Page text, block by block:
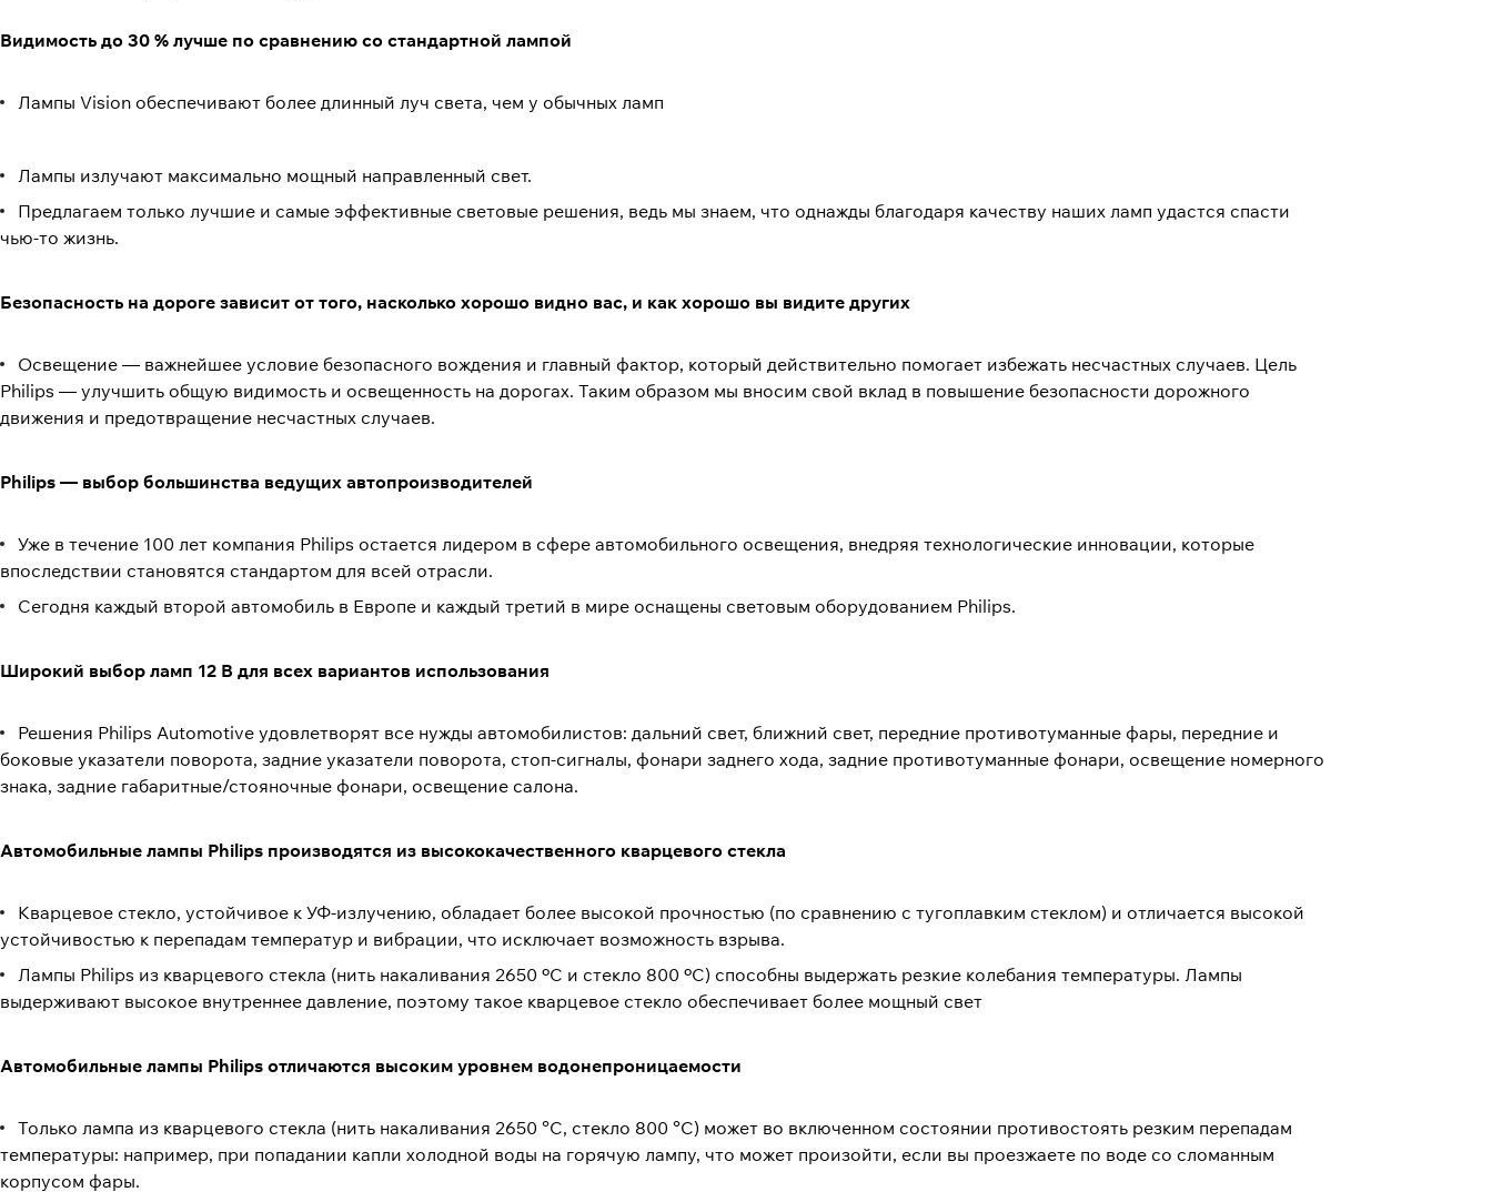
Видимость до 30 % лучше по сравнению со стандартной лампой
Лампы Vision обеспечивают более длинный луч света, чем у обычных ламп
Лампы излучают максимально мощный направленный свет.
Предлагаем только лучшие и самые эффективные световые решения, ведь мы знаем, что однажды благодаря качеству наших ламп удастся спасти
чью-то жизнь.
Безопасность на дороге зависит от того, насколько хорошо видно вас, и как хорошо вы видите других
Освещение — важнейшее условие безопасного вождения и главный фактор, который действительно помогает избежать несчастных случаев. Цель
Philips — улучшить общую видимость и освещенность на дорогах. Таким образом мы вносим свой вклад в повышение безопасности дорожного
движения и предотвращение несчастных случаев.
Philips — выбор большинства ведущих автопроизводителей
Уже в течение 100 лет компания Philips остается лидером в сфере автомобильного освещения, внедряя технологические инновации, которые
впоследствии становятся стандартом для всей отрасли.
Сегодня каждый второй автомобиль в Европе и каждый третий в мире оснащены световым оборудованием Philips.
Широкий выбор ламп 12 В для всех вариантов использования
Решения Philips Automotive удовлетворят все нужды автомобилистов: дальний свет, ближний свет, передние противотуманные фары, передние и
боковые указатели поворота, задние указатели поворота, стоп-сигналы, фонари заднего хода, задние противотуманные фонари, освещение номерного
знака, задние габаритные/стояночные фонари, освещение салона.
Автомобильные лампы Philips производятся из высококачественного кварцевого стекла
Кварцевое стекло, устойчивое к УФ-излучению, обладает более высокой прочностью (по сравнению с тугоплавким стеклом) и отличается высокой
устойчивостью к перепадам температур и вибрации, что исключает возможность взрыва.
Лампы Philips из кварцевого стекла (нить накаливания 2650 ºC и стекло 800 ºC) способны выдержать резкие колебания температуры. Лампы
выдерживают высокое внутреннее давление, поэтому такое кварцевое стекло обеспечивает более мощный свет
Автомобильные лампы Philips отличаются высоким уровнем водонепроницаемости
Только лампа из кварцевого стекла (нить накаливания 2650 °C, стекло 800 °C) может во включенном состоянии противостоять резким перепадам
температуры: например, при попадании капли холодной воды на горячую лампу, что может произойти, если вы проезжаете по воде со сломанным
корпусом фары.